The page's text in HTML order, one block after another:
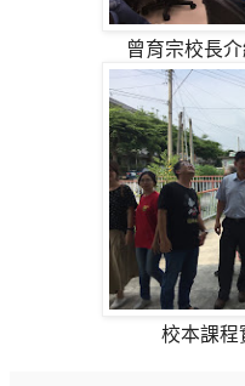
曾育宗校長
校本課程